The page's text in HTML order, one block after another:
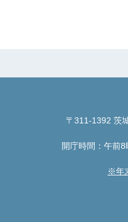
〒311-1392 茨
開庁時間：午前
※年